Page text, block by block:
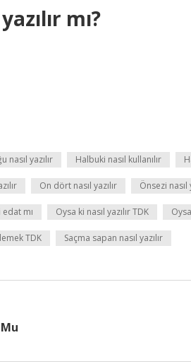
mı?
nasıl yazılır Halbuki nasıl kullanılır
On dört nasıl yazılır Önsezi nasıl
edat mı Oysa ki nasıl yazılır TDK
TDK Saçma sapan nasıl yazılır